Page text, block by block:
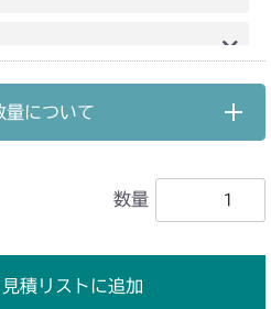
本体 FIG19 刈刃リンク
バー無)～NO.9200834
量について
数量
見積リストに追加